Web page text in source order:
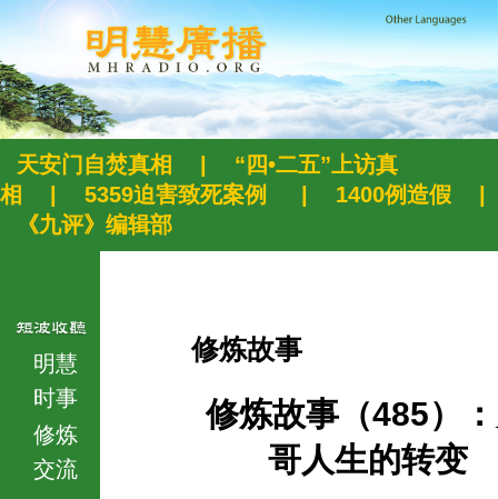
天安门自焚真相
“四•二五”上访真
相
5359迫害致死案例 1400例造假
《九评》编辑部
明慧
时事
修炼
交流
修炼故事
修炼故事（485）
哥人生的转变